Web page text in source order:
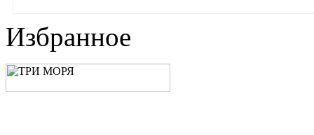
Избранное